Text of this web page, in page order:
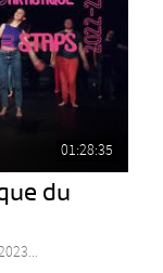
01:28:35
du